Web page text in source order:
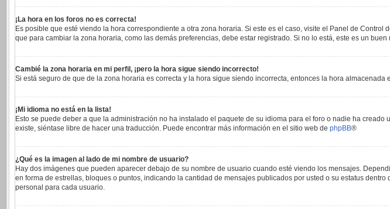
¡La hora en los foros no es correcta!
Es posible que esté viendo la hora correspondiente a otra zona horaria. Si este es el caso, visite el Panel de
que para cambiar la zona horaria, como las demás preferencias, debe estar registrado. Si no lo está, este es un
Cambié la zona horaria en mi perfil, ¡pero la hora sigue siendo incorrecto!
Si está seguro de que de la zona horaria es correcta y la hora sigue siendo incorrecta, entonces la hora
¡Mi idioma no está en la lista!
Esto se puede deber a que la administración no ha instalado el paquete de su idioma para el foro o nadie ha
existe, siéntase libre de hacer una traducción. Puede encontrar más información en el sitio web de phpBB®
¿Qué es la imagen al lado de mi nombre de usuario?
Hay dos imágenes que pueden aparecer debajo de su nombre de usuario cuando esté viendo los mensajes.
en forma de estrellas, bloques o puntos, indicando la cantidad de mensajes publicados por usted o su estatus
personal para cada usuario.